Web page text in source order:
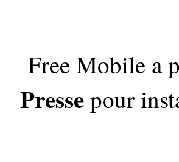
Free Mobile a
Pressepour